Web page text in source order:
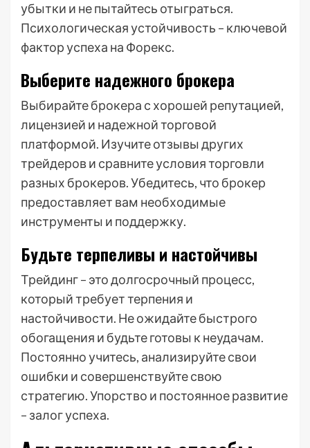
убытки и не пытайтесь отыграться.
Психологическая устойчивость – ключевой
фактор успеха на Форекс.
Выберите надежного брокера
Выбирайте брокера с хорошей репутацией,
лицензией и надежной торговой
платформой. Изучите отзывы других
трейдеров и сравните условия торговли
разных брокеров. Убедитесь, что брокер
предоставляет вам необходимые
инструменты и поддержку.
Будьте терпеливы и настойчивы
Трейдинг – это долгосрочный процесс,
который требует терпения и
настойчивости. Не ожидайте быстрого
обогащения и будьте готовы к неудачам.
Постоянно учитесь, анализируйте свои
ошибки и совершенствуйте свою
стратегию. Упорство и постоянное развитие
– залог успеха.